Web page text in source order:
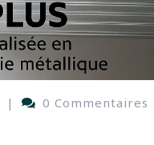
| 0 Commentaires